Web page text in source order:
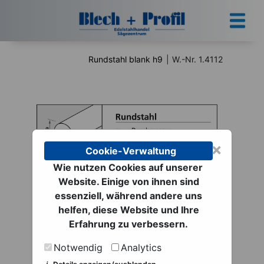
Rundstahl blank h9 W.-Nr. 1.4112
Rundstahl blank h9 |
W.-Nr. 1.4112
ab 1,24 € netto
zzgl. MwSt. zzgl.
Versand
×
Cookie-Verwaltung
Wie nutzen Cookies auf unserer
Website. Einige von ihnen sind
essenziell, während andere uns
helfen, diese Website und Ihre
Erfahrung zu verbessern.
Notwendig
Analytics